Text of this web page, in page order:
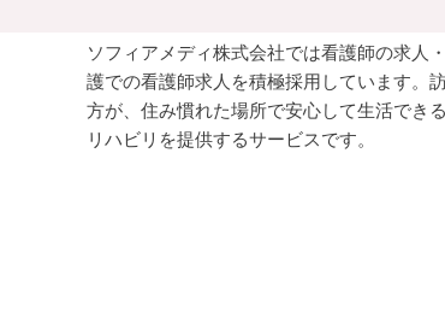
ソフィアメディ株式会社では看護師の求人
護での看護師求人を積極採用しています。
方が、住み慣れた場所で安心して生活でき
リハビリを提供するサービスです。